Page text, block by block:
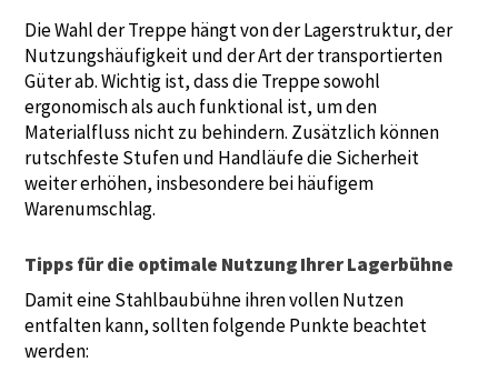
Die Wahl der Treppe hängt von der Lagerstruktur, der
Nutzungshäufigkeit und der Art der transportierten
Güter ab. Wichtig ist, dass die Treppe sowohl
ergonomisch als auch funktional ist, um den
Materialfluss nicht zu behindern. Zusätzlich können
rutschfeste Stufen und Handläufe die Sicherheit
weiter erhöhen, insbesondere bei häufigem
Warenumschlag.
Tipps für die optimale Nutzung Ihrer Lagerbühne
Damit eine Stahlbaubühne ihren vollen Nutzen
entfalten kann, sollten folgende Punkte beachtet
werden: